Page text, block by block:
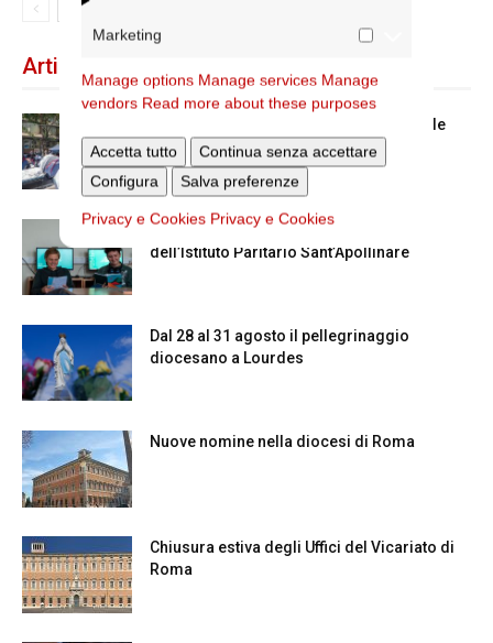
Marketing
Manage options Manage services Manage
vendors Read more about these purposes
Accetta tutto
Continua senza accettare
Configura
Salva preferenze
Privacy e Cookies Privacy e Cookies
Articoli recenti
Spin Time: la dichiarazione del cardinale
vicario
Scienze Applicate, la nuova proposta
dell’Istituto Paritario Sant’Apollinare
Dal 28 al 31 agosto il pellegrinaggio
diocesano a Lourdes
Nuove nomine nella diocesi di Roma
Chiusura estiva degli Uffici del Vicariato di
Roma